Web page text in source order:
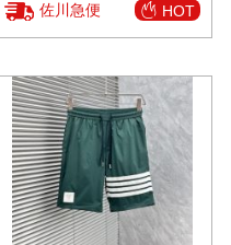
佐川急便 HOT